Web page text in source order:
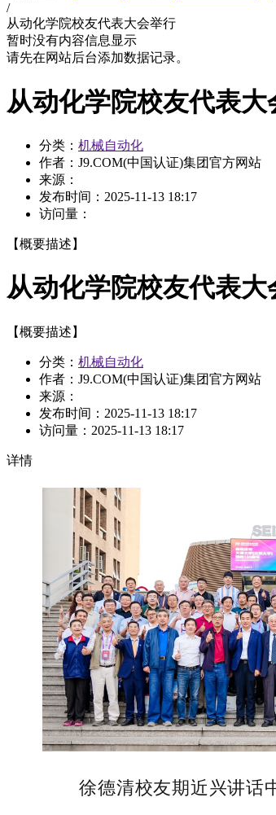
/
从动化学院校友代表大会举行
暂时没有内容信息显示
请先在网站后台添加数据记录。
从动化学院校友代表大
分类： 机械自动化
作者：J9.COM(中国认证)集团官方网站
来源：
发布时间： 2025-11-13 18:17
访问量：
【概要描述】
从动化学院校友代表大
【概要描述】
分类： 机械自动化
作者：J9.COM(中国认证)集团官方网站
来源：
发布时间： 2025-11-13 18:17
访问量： 2025-11-13 18:17
详情
徐德清校友期近兴讲话中